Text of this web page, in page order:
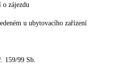
o zájezdu
u ubytovacího zařízení
159/99 Sb.